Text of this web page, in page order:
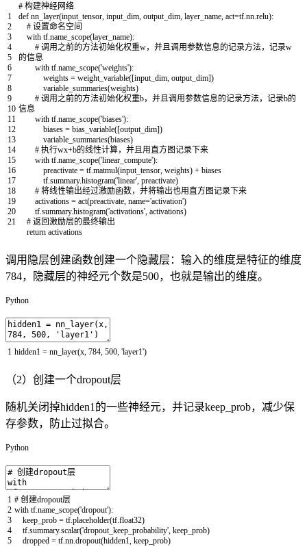
1
2
3
4
5
6
7
8
9
10
11
12
13
14
15
16
17
18
19
20
21
# 构建神经网络
def nn_layer(input_tensor input_dim output_dim layer_name act=tf nn relu):
# 设置命名空间
with tf name_scope(layer_name):
# 调用之前的方法初始化权重w，并且调用参数信息的记录方法，记录w
的信息
with tf name_scope('weights'):
weights = weight_variable([input_dim output_dim])
variable_summaries(weights)
# 调用之前的方法初始化权重b，并且调用参数信息的记录方法，记录b的
信息
with tf name_scope('biases'):
biases = bias_variable([output_dim])
variable_summaries(biases)
# 执行wx+b的线性计算，并且用直方图记录下来
with tf name_scope('linear_compute'):
preactivate = tf matmul(input_tensor weights) + biases
tf summary.histogram('linear' preactivate)
# 将线性输出经过激励函数，并将输出也用直方图记录下来
activations = act(preactivate name='activation')
tf summary.histogram('activations' activations)
# 返回激励层的最终输出
return activations
调用隐层创建函数创建一个隐藏层：输入的维度是特征的维度
784，隐藏层的神经元个数是500，也就是输出的维度。
Python
1 hidden1 = nn_layer(x, 784, 500, 'layer1')
（2）创建一个dropout层
随机关闭掉hidden1的一些神经元，并记录keep_prob，减少保
存参数，防止过拟合。
Python
1
2
3
4
5
# 创建dropout层
with tf.name_scope('dropout'):
keep_prob = tf.placeholder(tf.float32)
tf.summary.scalar('dropout_keep_probability', keep_prob)
dropped = tf.nn.dropout(hidden1, keep_prob)